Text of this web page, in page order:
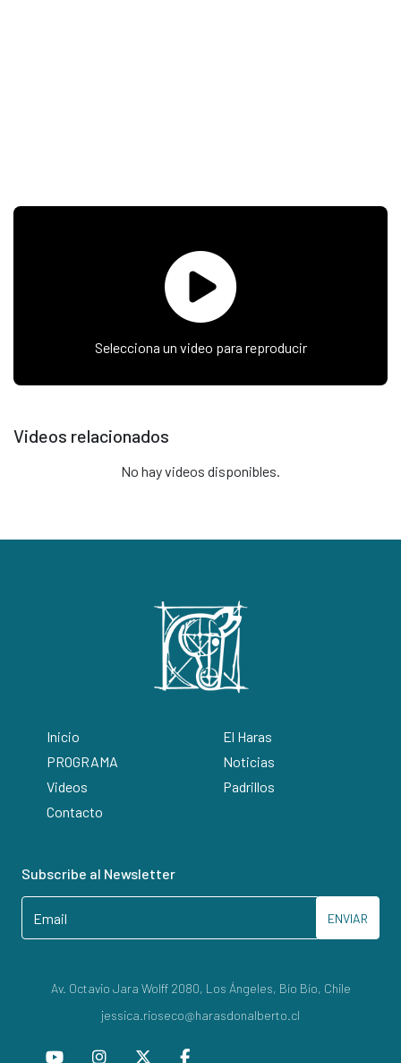
Selecciona un video para reproducir
Videos relacionados
No hay videos disponibles.
Inicio
El Haras
PROGRAMA
Noticias
Videos
Padrillos
Contacto
Subscribe al Newsletter
ENVIAR
Av. Octavio Jara Wolff 2080, Los Ángeles, Bío Bío, Chile
jessica.rioseco@harasdonalberto.cl